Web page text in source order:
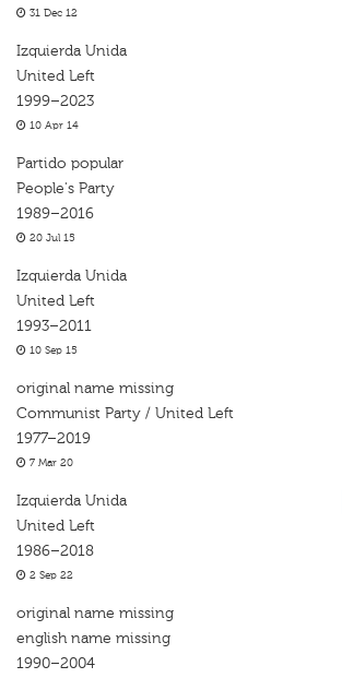
31 Dec 12
Izquierda Unida
United Left
1999–2023
10 Apr 14
Partido popular
People's Party
1989–2016
20 Jul 15
Izquierda Unida
United Left
1993–2011
10 Sep 15
original name missing
Communist Party / United Left
1977–2019
7 Mar 20
Izquierda Unida
United Left
1986–2018
2 Sep 22
original name missing
english name missing
1990–2004